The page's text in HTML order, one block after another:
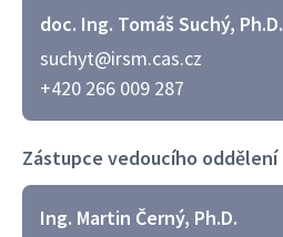
doc. Ing. Tomáš Suchý, Ph.D.
suchyt@irsm.cas.cz
+420 266 009 287
Zástupce vedoucího oddělení
Ing. Martin Černý, Ph.D.